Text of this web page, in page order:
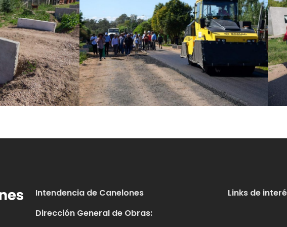
Intendencia de Canelones
Dirección General de Obras:
Links de